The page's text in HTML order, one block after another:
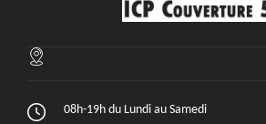
08h-19h du Lundi au Samedi